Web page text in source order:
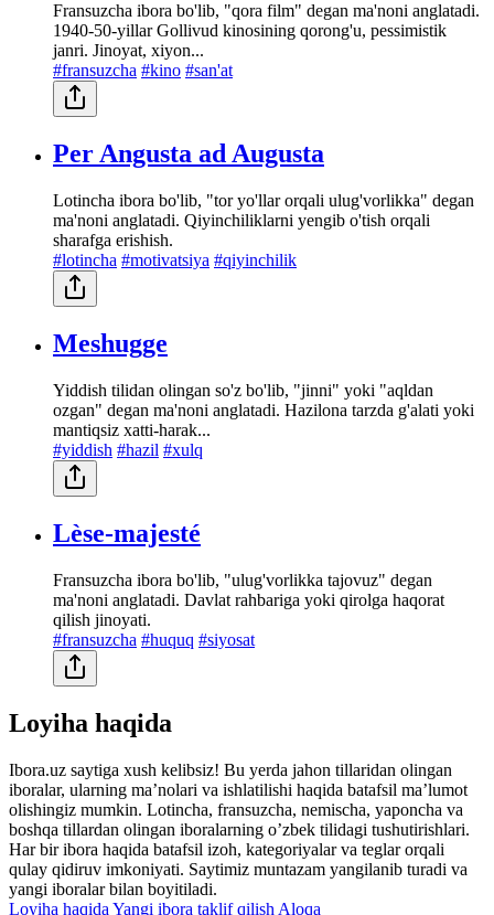
Fransuzcha ibora bo'lib, "qora film" degan ma'noni anglatadi.
1940-50-yillar Gollivud kinosining qorong'u, pessimistik
janri. Jinoyat, xiyon...
#fransuzcha #kino #san'at
Per Angusta ad Augusta
Lotincha ibora bo'lib, "tor yo'llar orqali ulug'vorlikka" degan
ma'noni anglatadi. Qiyinchiliklarni yengib o'tish orqali
sharafga erishish.
#lotincha #motivatsiya #qiyinchilik
Meshugge
Yiddish tilidan olingan so'z bo'lib, "jinni" yoki "aqldan
ozgan" degan ma'noni anglatadi. Hazilona tarzda g'alati yoki
mantiqsiz xatti-harak...
#yiddish #hazil #xulq
Lèse-majesté
Fransuzcha ibora bo'lib, "ulug'vorlikka tajovuz" degan
ma'noni anglatadi. Davlat rahbariga yoki qirolga haqorat
qilish jinoyati.
#fransuzcha #huquq #siyosat
Loyiha haqida
Ibora.uz saytiga xush kelibsiz! Bu yerda jahon tillaridan olingan
iboralar, ularning maʼnolari va ishlatilishi haqida batafsil maʼlumot
olishingiz mumkin. Lotincha, fransuzcha, nemischa, yaponcha va
boshqa tillardan olingan iboralarning oʼzbek tilidagi tushutirishlari.
Har bir ibora haqida batafsil izoh, kategoriyalar va teglar orqali
qulay qidiruv imkoniyati. Saytimiz muntazam yangilanib turadi va
yangi iboralar bilan boyitiladi.
Loyiha haqida Yangi ibora taklif qilish Aloqa